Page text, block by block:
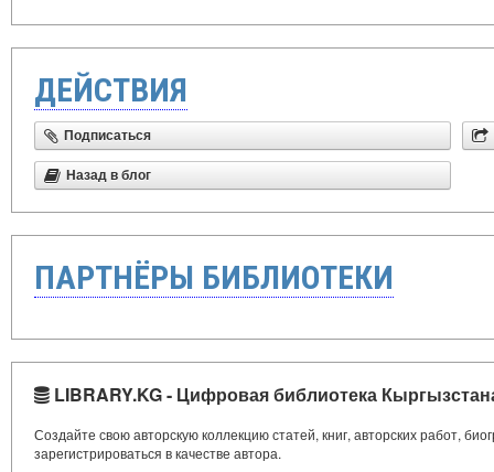
ДЕЙСТВИЯ
Подписаться
Назад в блог
ПАРТНЁРЫ БИБЛИОТЕКИ
LIBRARY.KG - Цифровая библиотека
Создайте свою авторскую коллекцию статей, книг, авторских работ,
зарегистрироваться в качестве автора.